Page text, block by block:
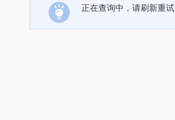
正在查询中，请刷新重试